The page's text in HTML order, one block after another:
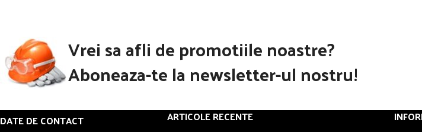
Vrei sa afli de promotiile noastre?
Aboneaza-te la newsletter-ul nostru!
DATE DE CONTACT
ARTICOLE RECENTE